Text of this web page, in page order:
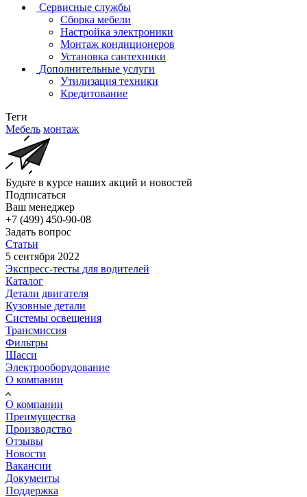
Сервисные службы
Сборка мебели
Настройка электроники
Монтаж кондиционеров
Установка сантехники
Дополнительные услуги
Утилизация техники
Кредитование
Теги
Мебель монтаж
Будьте в курсе наших акций и новостей
Подписаться
Ваш менеджер
+7 (499) 450-90-08
Задать вопрос
Статьи
5 сентября 2022
Экспресс-тесты для водителей
Каталог
Детали двигателя
Кузовные детали
Системы освещения
Трансмиссия
Фильтры
Шасси
Электрооборудование
О компании
О компании
Преимущества
Производство
Отзывы
Новости
Вакансии
Документы
Поддержка